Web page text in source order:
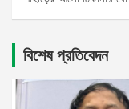
বিশেষ প্রতিবেদন